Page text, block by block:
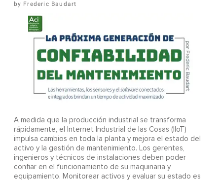
Frederic Baudart
A medida que la producción industrial se transforma
rápidamente, el Internet Industrial de las Cosas (IIoT)
impulsa cambios en toda la planta y mejora el estado del
activo y la gestión de mantenimiento. Los gerentes,
ingenieros y técnicos de instalaciones deben poder
confiar en el funcionamiento de su maquinaria y
equipamiento. Monitorear activos y evaluar su estado es